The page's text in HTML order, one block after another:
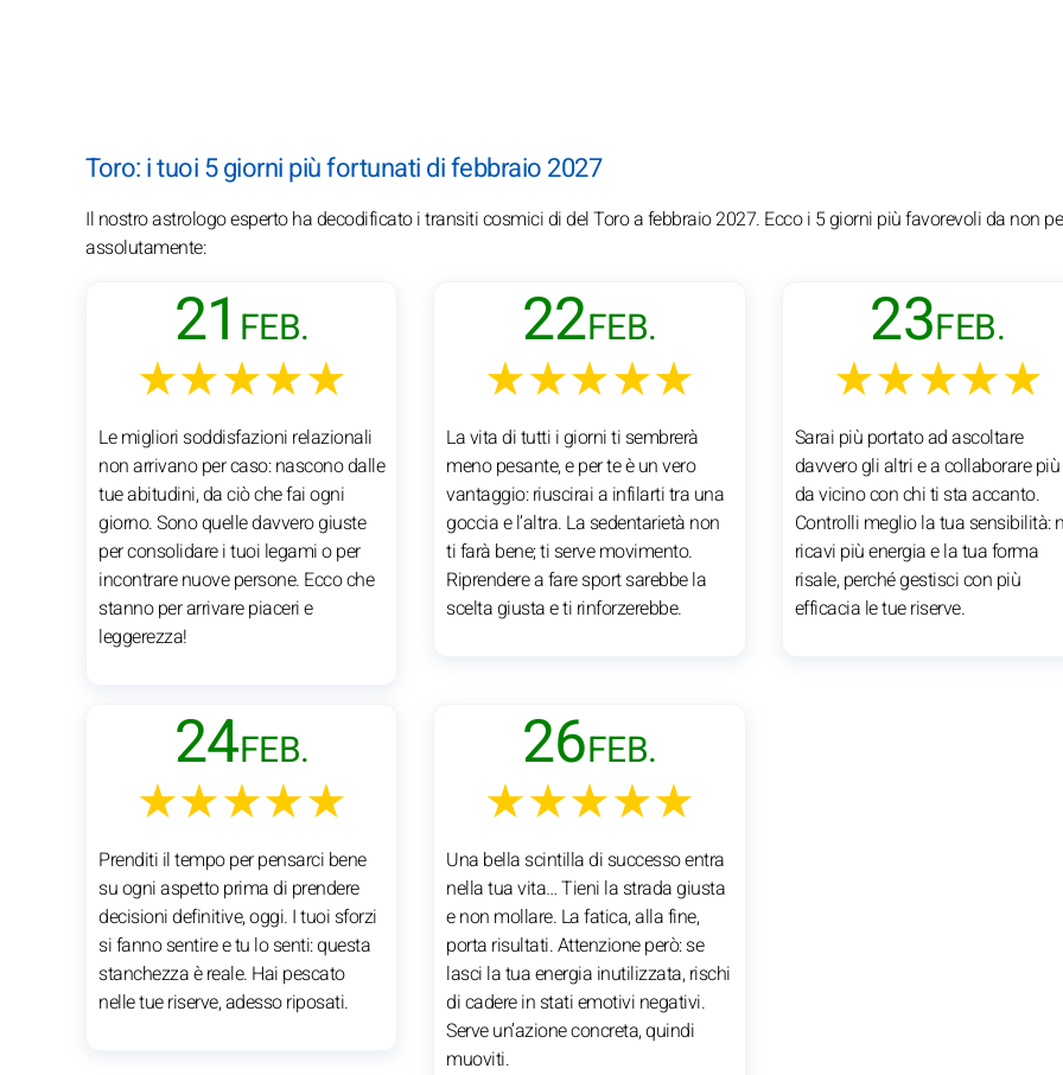
Toro: i tuoi 5 giorni più fortunati di febbraio 2027
Il nostro astrologo esperto ha decodificato i transiti cosmici di del Toro a febbraio 2027. Ecco i 5 giorni più favorevoli da non
assolutamente:
21 FEB.
★★★★★
Le migliori soddisfazioni relazionali
non arrivano per caso: nascono dalle
tue abitudini, da ciò che fai ogni
giorno. Sono quelle davvero giuste
per consolidare i tuoi legami o per
incontrare nuove persone. Ecco che
stanno per arrivare piaceri e
leggerezza!
22FEB.
★★★★★
La vita di tutti i giorni ti sembrerà
meno pesante, e per te è un vero
vantaggio: riuscirai a infilarti tra una
goccia e l’altra. La sedentarietà non
ti farà bene; ti serve movimento.
Riprendere a fare sport sarebbe la
scelta giusta e ti rinforzerebbe.
23FEB.
★★★★★
Sarai più portato ad ascoltare
davvero gli altri e a collaborare più
da vicino con chi ti sta accanto.
Controlli meglio la tua sensibilità:
ricavi più energia e la tua forma
risale, perché gestisci con più
efficacia le tue riserve.
24FEB.
★★★★★
Prenditi il tempo per pensarci bene
su ogni aspetto prima di prendere
decisioni definitive, oggi. I tuoi sforzi
si fanno sentire e tu lo senti: questa
stanchezza è reale. Hai pescato
nelle tue riserve, adesso riposati.
26FEB.
★★★★★
Una bella scintilla di successo entra
nella tua vita… Tieni la strada giusta
e non mollare. La fatica, alla fine,
porta risultati. Attenzione però: se
lasci la tua energia inutilizzata, rischi
di cadere in stati emotivi negativi.
Serve un’azione concreta, quindi
muoviti.